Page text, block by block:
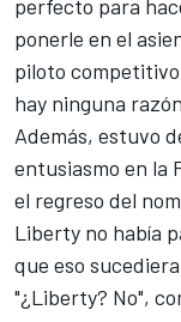
perfecto para
ponerle en el
piloto
hay ninguna
Además, estuvo
entusiasmo en la
el regreso del
Liberty no había
que eso
"¿Liberty? No",